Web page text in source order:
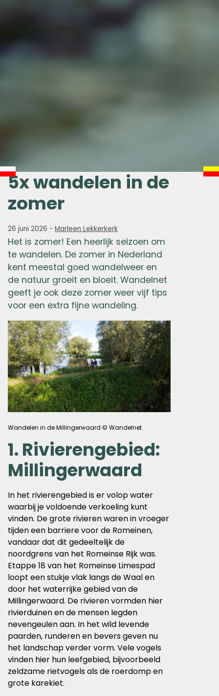
5x wandelen in de
zomer
26 juni 2026 - Marleen Lekkerkerk
Het is zomer! Een heerlijk seizoen om
te wandelen. De zomer in Nederland
kent meestal goed wandelweer en
de natuur groeit en bloeit. Wandelnet
geeft je ook deze zomer weer vijf tips
voor een extra fijne wandeling.
Wandelen in de Millingerwaard © Wandelnet
1. Rivierengebied:
Millingerwaard
In het rivierengebied is er volop water
waarbij je voldoende verkoeling kunt
vinden. De grote rivieren waren in vroeger
tijden een barriere voor de Romeinen,
vandaar dat dit gedeeltelijk de
noordgrens van het Romeinse Rijk was.
Etappe 18 van het Romeinse Limespad
loopt een stukje vlak langs de Waal en
door het waterrijke gebied van de
Millingerwaard. De rivieren vormden hier
rivierduinen en de mensen legden
nevengeulen aan. In het wild levende
paarden, runderen en bevers geven nu
het landschap verder vorm. Vele vogels
vinden hier hun leefgebied, bijvoorbeeld
zeldzame rietvogels als de roerdomp en
grote karekiet.